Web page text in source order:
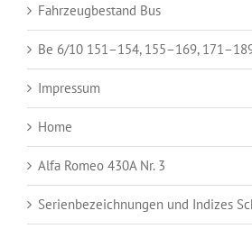
Fahrzeugbestand Bus
Be 6/10 151–154, 155–169,
Impressum
Home
Alfa Romeo 430A Nr. 3
Serienbezeichnungen und Indizes